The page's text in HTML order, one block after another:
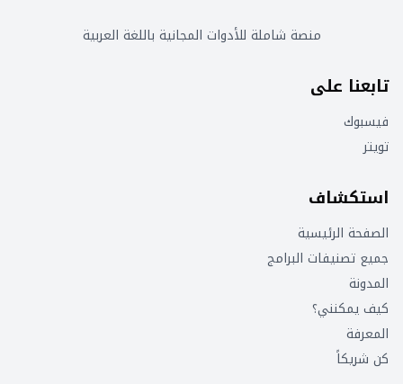
منصة شاملة للأدوات المجانية باللغة العربية
تابعنا على
فيسبوك
تويتر
استكشاف
الصفحة الرئيسية
جميع تصنيفات البرامج
المدونة
كيف يمكنني؟
المعرفة
كن شريكاً